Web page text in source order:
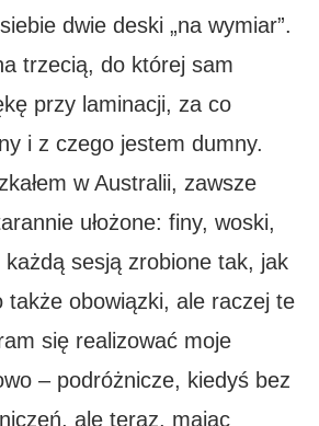
dwie deski „na wymiar”.
trzecią, do której sam
przy laminacji, za co
i z czego jestem dumny.
w Australii, zawsze
ułożone: finy, woski,
sesją zrobione tak, jak
także obowiązki, ale raczej te
się realizować moje
– podróżnicze, kiedyś bez
ale teraz, mając